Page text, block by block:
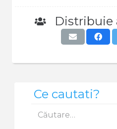
Distribuie
Ce cautati?
după: